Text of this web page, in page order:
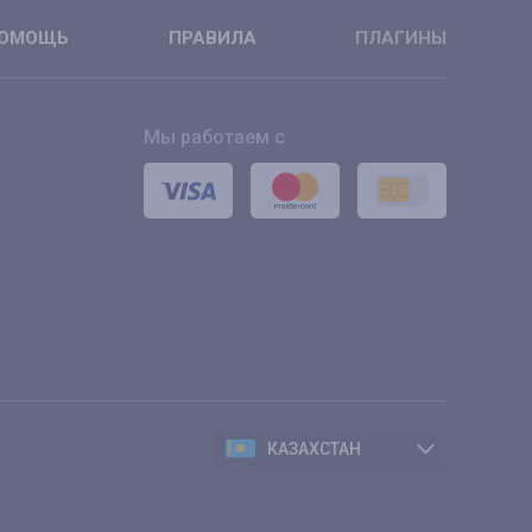
ПРАВИЛА ПЛАГИНЫ
Мы работаем с
КАЗАХСТАН